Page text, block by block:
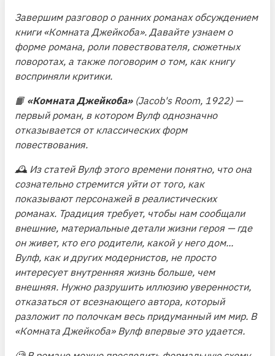
Завершим разговор о ранних романах обсуждением
книги «Комната Джейкоба». Давайте узнаем о
форме романа, роли повествователя, сюжетных
поворотах, а также поговорим о том, как книгу
восприняли критики.
📙 «Комната Джейкоба»(Jacob's Room, 1922) —
первый роман, в котором Вулф однозначно
отказывается от классических форм
повествования.
🕰 Из статей Вулф этого времени понятно, что она
сознательно стремится уйти от того, как
показывают персонажей в реалистических
романах. Традиция требует, чтобы нам сообщали
внешние, материальные детали жизни героя — где
он живет, кто его родители, какой у него дом...
Вулф, как и других модернистов, не просто
интересует внутренняя жизнь больше, чем
внешняя. Нужно разрушить иллюзию уверенности,
отказаться от всезнающего автора, который
разложит по полочкам весь придуманный им мир. В
«Комната Джейкоба» Вулф впервые это удается.